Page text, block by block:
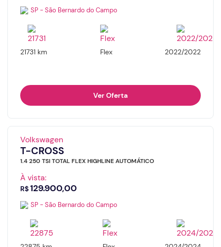
SP - São Bernardo do Campo
21731 km Flex 2022/2022
Ver Oferta
Volkswagen
T-CROSS
1.4 250 TSI TOTAL FLEX HIGHLINE AUTOMÁTICO
À vista:
R$129.900,00
SP - São Bernardo do Campo